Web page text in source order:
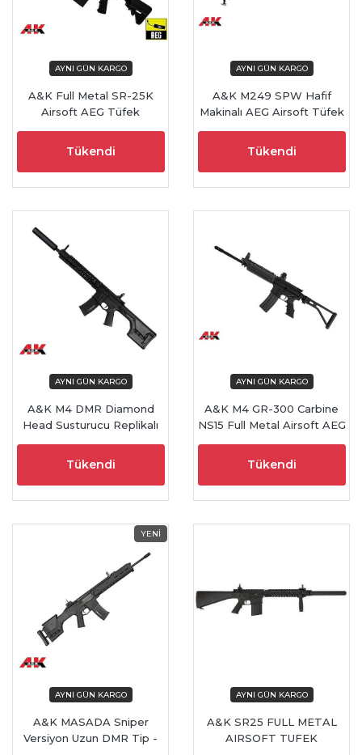
A&K Full Metal SR-25K
Airsoft AEG Tüfek
Tükendi
A&K M249 SPW Hafif
Makinalı AEG Airsoft Tüfek
Tükendi
A&K M4 DMR Diamond
Head Susturucu Replikalı
Tükendi
A&K M4 GR-300 Carbine
NS15 Full Metal Airsoft AEG
Tükendi
A&K MASADA Sniper
Versiyon Uzun DMR Tip -
A&K SR25 FULL METAL
AIRSOFT TUFEK